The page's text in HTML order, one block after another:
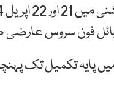
فون سروس
پایہ تکمیل تک